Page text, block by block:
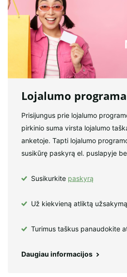
Lojalumo programa
Prisijungus prie lojalumo
pirkinio suma virsta lojalumo
anketoje. Tapti lojalumo
susikūrę paskyrą el. puslapyje
Susikurkite paskyrą
Už kiekvieną atliktą
Turimus taškus panaudokite
Daugiau informacijos